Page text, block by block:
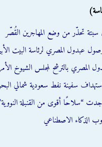
سبتة تحذّر من وضع المهاجرين القُصّر
عبدول المصري لرئاسة البيت
المصري بالترشح لمجلس الشيوخ
سفينة نفط سعودية شمالي
“سلاحًا أقوى من القنبلة
الذكاء الاصطناعي